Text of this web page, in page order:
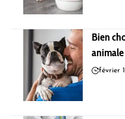
Bien
février